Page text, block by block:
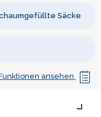
Säcke
ansehen